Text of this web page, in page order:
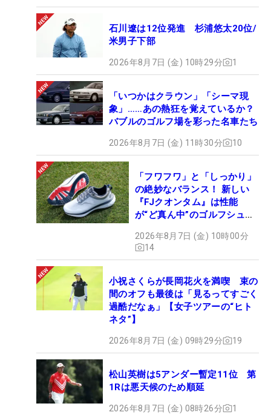
石川遼は12位発進 杉浦悠太20位/
米男子下部
2026年8月7日 (金) 10時29分 1
「いつかはクラウン」「シーマ現
象」……あの熱狂を覚えているか？
バブルのゴルフ場を彩った名車たち
2026年8月7日 (金) 11時30分 10
「フワフワ」と「しっかり」
の絶妙なバランス！ 新しい
『FJクオンタム』は性能
が“ど真ん中”のゴルフシュー
2026年8月7日 (金) 10時00分
14
小祝さくらが長岡花火を満喫 束の
間のオフも最後は「見るってすごく
過酷だなぁ」【女子ツアーの“ヒト
ネタ”】
2026年8月7日 (金) 09時29分 19
松山英樹は5アンダー暫定11位 第
1Rは悪天候のため順延
2026年8月7日 (金) 08時26分 1